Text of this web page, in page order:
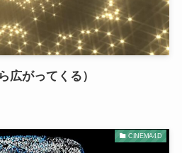
広がってくる）
CINEMA4D